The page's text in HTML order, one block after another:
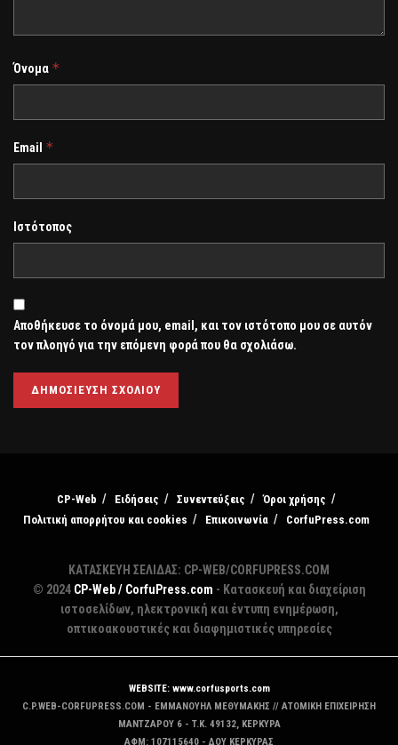
Όνομα *
Email *
Ιστότοπος
Αποθήκευσε το όνομά μου, email, και τον ιστότοπο μου σε αυτόν
τον πλοηγό για την επόμενη φορά που θα σχολιάσω.
CP-Web Ειδήσεις Συνεντεύξεις
Όροι χρήσης
Πολιτική απορρήτου και cookies
Επικοινωνία CorfuPress.com
ΚΑΤΑΣΚΕΥΗ ΣΕΛΙΔΑΣ: CP-WEB/CORFUPRESS.COM
© 2024 CP-Web / CorfuPress.com - Κατασκευή και διαχείριση
ιστοσελίδων, ηλεκτρονική και έντυπη ενημέρωση,
οπτικοακουστικές και διαφημιστικές υπηρεσίες
WEBSITE: www.corfusports.com
C.P.WEB-CORFUPRESS.COM - ΕΜΜΑΝΟΥΗΛ ΜΕΘΥΜΑΚΗΣ // ΑΤΟΜΙΚΗ ΕΠΙΧΕΙΡΗΣΗ
MANTZAΡΟΥ 6 - T.K. 49132, ΚΕΡΚΥΡΑ
ΑΦΜ: 107115640 - ΔΟΥ ΚΕΡΚΥΡΑΣ